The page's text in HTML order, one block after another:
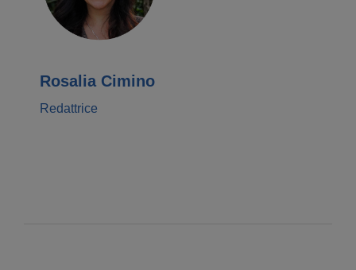
Rosalia Cimino
Redattrice